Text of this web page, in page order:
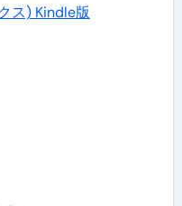
ス) Kindle版